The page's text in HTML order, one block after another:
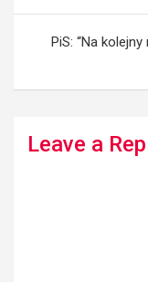
PiS: “Na
Leave a